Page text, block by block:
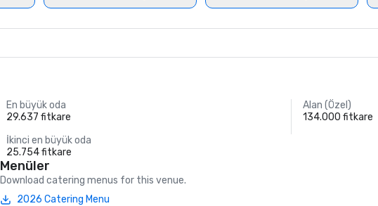
En büyük oda
29.637 fitkare
Alan (Özel)
134.000 fitkare
İkinci en büyük oda
25.754 fitkare
Menüler
Download catering menus for this venue.
2026 Catering Menu